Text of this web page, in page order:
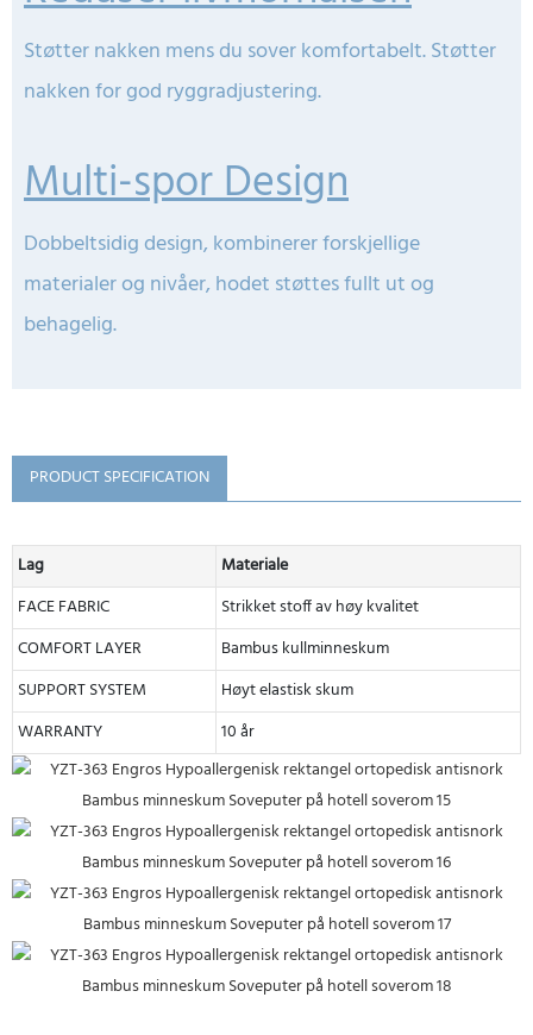
Støtter nakken mens du sover komfortabelt. Støtter
nakken for god ryggradjustering.
Multi-spor Design
Dobbeltsidig design, kombinerer forskjellige
materialer og nivåer, hodet støttes fullt ut og
behagelig.
PRODUCT SPECIFICATION
Lag
Materiale
FACE FABRIC
Strikket stoff av høy kvalitet
COMFORT LAYER
Bambus kullminneskum
SUPPORT SYSTEM
Høyt elastisk skum
WARRANTY
10 år